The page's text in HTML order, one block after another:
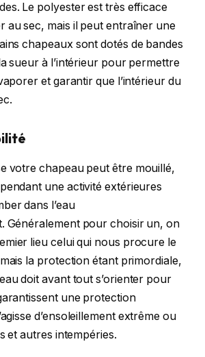
Le polyester est très efficace
au sec, mais il peut entraîner une
chapeaux sont dotés de bandes
sueur à l’intérieur pour permettre
et garantir que l’intérieur du
votre chapeau peut être mouillé,
une activité extérieures
dans l’eau
Généralement pour choisir un, on
lieu celui qui nous procure le
la protection étant primordiale,
doit avant tout s’orienter pour
une protection
d’ensoleillement extrême ou
et autres intempéries.